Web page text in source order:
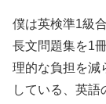
僕は英検準1級
長文問題集を1
理的な負担を減
している、英